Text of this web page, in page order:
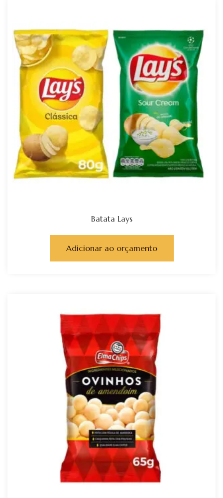
Batata Lays
Adicionar ao orçamento